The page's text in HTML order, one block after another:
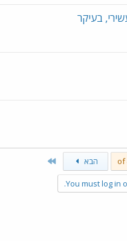
בעיקר
הבא
You must log in